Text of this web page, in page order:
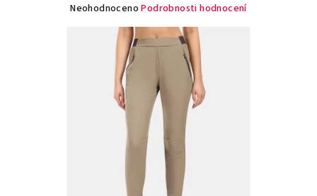
Průměrné
hvězdiček.
Neohodnoceno Podrobnosti hodnocení